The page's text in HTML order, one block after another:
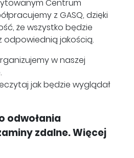
Centrum
z GASQ, dzięki
że wszystko będzie
odpowiednią jakością.
w naszej
jak będzie wyglądał
odwołania
zdalne. Więcej